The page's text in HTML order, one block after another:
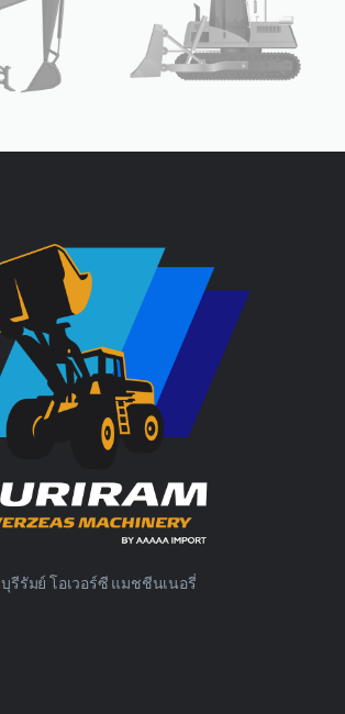
บุรีรัมย์ โอเวอร์ซี แมชชีนเนอรี่